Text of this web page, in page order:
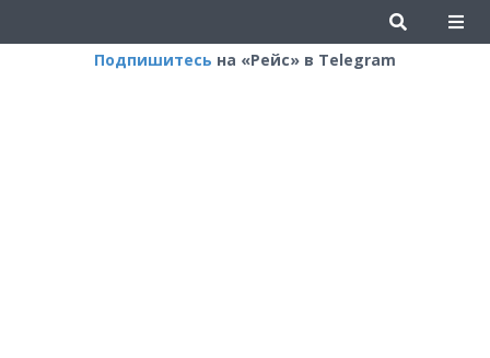
Подпишитесь на «Рейс» в Telegram